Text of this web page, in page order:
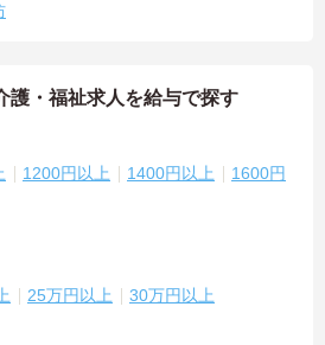
護・福祉求人を給与で探す
1200円以上 1400円以上
1600円
25万円以上 30万円以上